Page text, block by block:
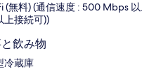
(無料) (通信速度 : 500 Mbps
上接続可))
飲み物
冷蔵庫